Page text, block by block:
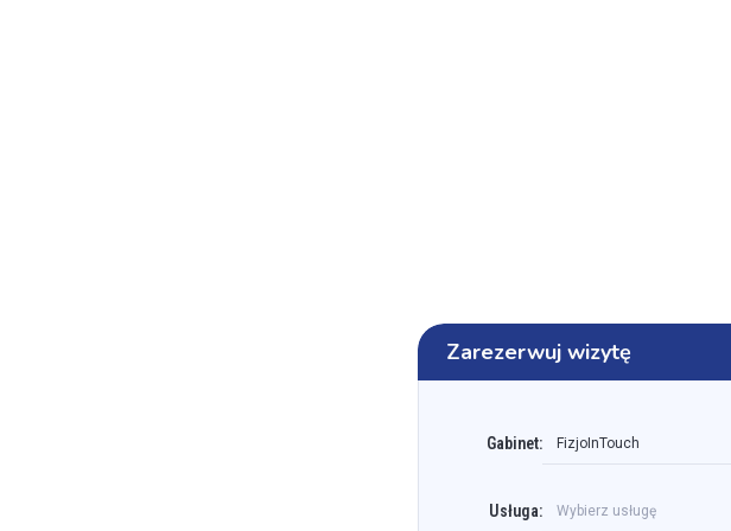
Zarezerwuj wizytę
Gabinet: FizjoInTouch
Usługa: Wybierz usługę